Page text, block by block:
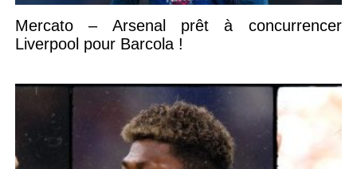
Mercato – Arsenal prêt à concurrencer
Liverpool pour Barcola !